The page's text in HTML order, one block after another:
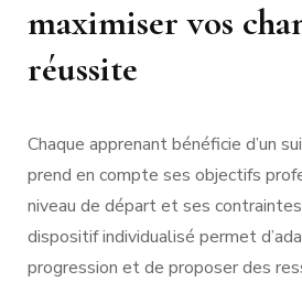
maximiser vos
réussite
Chaque apprenant bénéficie d’un
prend en compte ses objectifs
niveau de départ et ses
dispositif individualisé permet
progression et de proposer des